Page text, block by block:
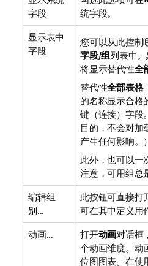
字段
统字段。
显示表中
字段
您可以从此控制
字段/组列表中
将显示替代性全
替代性全部表格
的名称显示合格
键（连接）字段
目的，不会对加
产生任何影响。）
此外，也可以一
注意，可用组总
编辑组
别...
此按钮可直接打
可在其中定义用
动画... 打开动画对话框
个动画维度。动
位图图表。在使